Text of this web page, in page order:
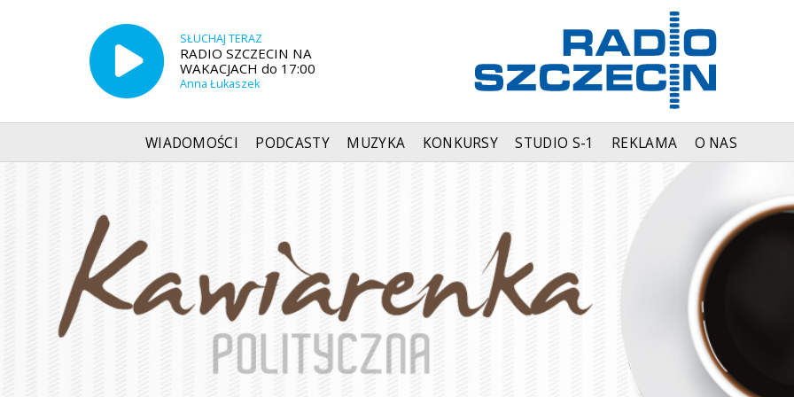
SŁUCHAJ TERAZ
RADIO SZCZECIN NA
WAKACJACH do 17:00
Anna Łukaszek
WIADOMOŚCI PODCASTY MUZYKA KONKURSY STUDIO S-1 REKLAMA O NAS